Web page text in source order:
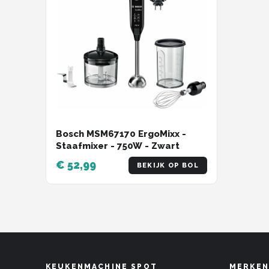
Bosch MSM67170 ErgoMixx -
Staafmixer - 750W - Zwart
€ 52,99 BEKIJK OP BOL
KEUKENMACHINE SPOT MERKEN